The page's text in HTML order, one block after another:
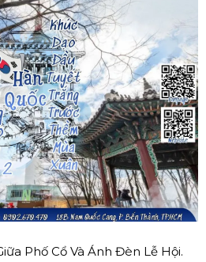
Phố Cổ Và Ánh Đèn Lễ Hội.